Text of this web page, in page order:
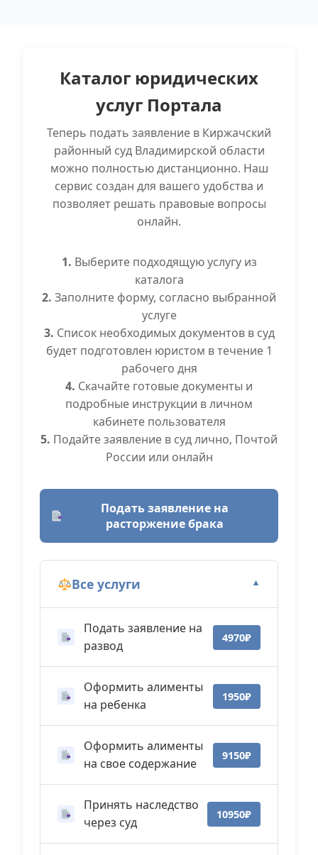
Каталог юридических
услуг Портала
Теперь подать заявление в Киржачский
районный суд Владимирской области
можно полностью дистанционно. Наш
сервис создан для вашего удобства и
позволяет решать правовые вопросы
онлайн.
1. Выберите подходящую услугу из
каталога
2. Заполните форму, согласно выбранной
услуге
3. Список необходимых документов в суд
будет подготовлен юристом в течение 1
рабочего дня
4. Скачайте готовые документы и
подробные инструкции в личном
кабинете пользователя
5. Подайте заявление в суд лично, Почтой
России или онлайн
Подать заявление на
расторжение брака
Все услуги ▼
Подать заявление на
развод
4970₽
Оформить алименты
на ребенка
1950₽
Оформить алименты
на свое содержание
9150₽
Принять наследство
через суд
10950₽